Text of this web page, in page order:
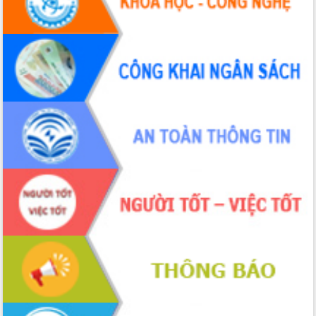
Hội thảo khoa học “Giải pháp thúc đẩy
phát triển nền kinh tế xanh tại tỉnh
Đắk Lắk”
Tăng cường giám sát, đôn đốc thực
hiện nhiệm vụ quản lý tài sản công
hàng tuần
Tháo gỡ những vướng mắc, đẩy mạnh
công tác cải cách thủ tục hành chính
tại Trung tâm Phục vụ hành chính
công tỉnh
Đắk Lắk: Tôn vinh 46 giải pháp tại Hội
thi Sáng tạo Kỹ thuật 2024 - 2025
Đắk Lắk rà soát, điều chỉnh Đề án 190
về phát triển nuôi trồng thủy sản
Phó Chủ tịch UBND tỉnh Đắk Lắk
Trương Công Thái kiểm tra thực địa
Dự án cao tốc Khánh Hòa - Buôn Ma
Thuột
Định vị cà phê Việt Nam như một “di
sản sống” trong dòng chảy toàn cầu